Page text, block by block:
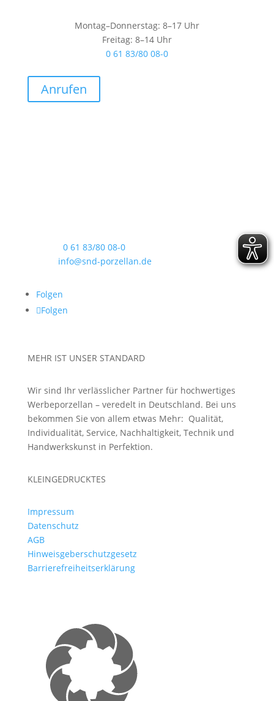
Montag–Donnerstag: 8–17 Uhr
Freitag: 8–14 Uhr
0 61 83/80 08-0
Anrufen
0 61 83/80 08-0
info@snd-porzellan.de
Folgen
Folgen
MEHR IST UNSER STANDARD
Wir sind Ihr verlässlicher Partner für hochwertiges
Werbeporzellan – veredelt in Deutschland. Bei uns
bekommen Sie von allem etwas Mehr: Qualität,
Individualität, Service, Nachhaltigkeit, Technik und
Handwerkskunst in Perfektion.
KLEINGEDRUCKTES
Impressum
Datenschutz
AGB
Hinweisgeberschutzgesetz
Barrierefreiheitserklärung